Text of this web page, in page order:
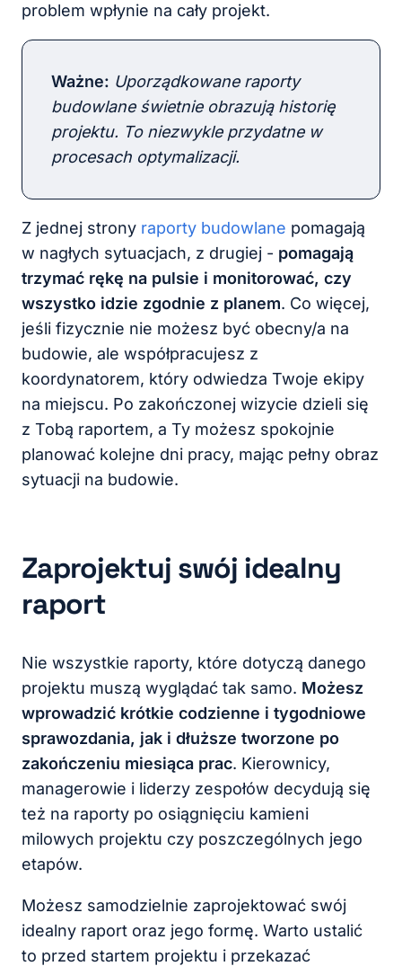
problem wpłynie na cały projekt.
Ważne: Uporządkowane raporty
budowlane świetnie obrazują historię
projektu. To niezwykle przydatne w
procesach optymalizacji.
Z jednej strony raporty budowlane pomagają
w nagłych sytuacjach, z drugiej - pomagają
trzymać rękę na pulsie i monitorować, czy
wszystko idzie zgodnie z planem. Co więcej,
jeśli fizycznie nie możesz być obecny/a na
budowie, ale współpracujesz z
koordynatorem, który odwiedza Twoje ekipy
na miejscu. Po zakończonej wizycie dzieli się
z Tobą raportem, a Ty możesz spokojnie
planować kolejne dni pracy, mając pełny obraz
sytuacji na budowie.
Zaprojektuj swój idealny
raport
Nie wszystkie raporty, które dotyczą danego
projektu muszą wyglądać tak samo. Możesz
wprowadzić krótkie codzienne i tygodniowe
sprawozdania, jak i dłuższe tworzone po
zakończeniu miesiąca prac. Kierownicy,
managerowie i liderzy zespołów decydują się
też na raporty po osiągnięciu kamieni
milowych projektu czy poszczególnych jego
etapów.
Możesz samodzielnie zaprojektować swój
idealny raport oraz jego formę. Warto ustalić
to przed startem projektu i przekazać